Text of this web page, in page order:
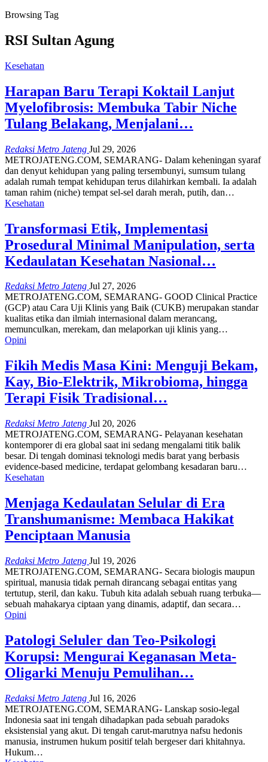
Browsing Tag
RSI Sultan Agung
Kesehatan
Harapan Baru Terapi Koktail Lanjut
Myelofibrosis: Membuka Tabir Niche
Tulang Belakang, Menjalani…
Redaksi Metro Jateng Jul 29, 2026
METROJATENG.COM, SEMARANG- Dalam keheningan syaraf
dan denyut kehidupan yang paling tersembunyi, sumsum tulang
adalah rumah tempat kehidupan terus dilahirkan kembali. Ia adalah
taman rahim (niche) tempat sel-sel darah merah, putih, dan…
Kesehatan
Transformasi Etik, Implementasi
Prosedural Minimal Manipulation, serta
Kedaulatan Kesehatan Nasional…
Redaksi Metro Jateng Jul 27, 2026
METROJATENG.COM, SEMARANG- GOOD Clinical Practice
(GCP) atau Cara Uji Klinis yang Baik (CUKB) merupakan standar
kualitas etika dan ilmiah internasional dalam merancang,
memunculkan, merekam, dan melaporkan uji klinis yang…
Opini
Fikih Medis Masa Kini: Menguji Bekam,
Kay, Bio-Elektrik, Mikrobioma, hingga
Terapi Fisik Tradisional…
Redaksi Metro Jateng Jul 20, 2026
METROJATENG.COM, SEMARANG- Pelayanan kesehatan
kontemporer di era global saat ini sedang mengalami titik balik
besar. Di tengah dominasi teknologi medis barat yang berbasis
evidence-based medicine, terdapat gelombang kesadaran baru…
Kesehatan
Menjaga Kedaulatan Selular di Era
Transhumanisme: Membaca Hakikat
Penciptaan Manusia
Redaksi Metro Jateng Jul 19, 2026
METROJATENG.COM, SEMARANG- ​Secara biologis maupun
spiritual, manusia tidak pernah dirancang sebagai entitas yang
tertutup, steril, dan kaku. Tubuh kita adalah sebuah ruang terbuka—
sebuah mahakarya ciptaan yang dinamis, adaptif, dan secara…
Opini
Patologi Seluler dan Teo-Psikologi
Korupsi: Mengurai Keganasan Meta-
Oligarki Menuju Pemulihan…
Redaksi Metro Jateng Jul 16, 2026
METROJATENG.COM, SEMARANG- Lanskap sosio-legal
Indonesia saat ini tengah dihadapkan pada sebuah paradoks
eksistensial yang akut. Di tengah carut-marutnya nafsu hedonis
manusia, instrumen hukum positif telah bergeser dari khitahnya.
Hukum…